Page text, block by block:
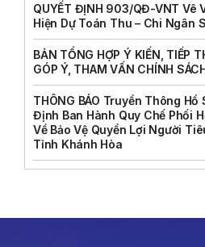
QUYẾT ĐỊNH 903/QĐ-VNT Vê
Hiện Dự Toán Thu – Chi Ngân
BẢN TỔNG HỢP Ý KIẾN, TIẾP
GÓP Ý, THAM VẤN CHÍNH
THÔNG BÁO Truyền Thông Hồ
Định Ban Hành Quy Chế Phối
Về Bảo Vệ Quyền Lợi Người
Tỉnh Khánh Hòa